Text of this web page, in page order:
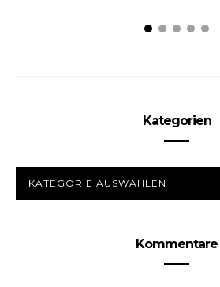
Kategorien
Kommentare